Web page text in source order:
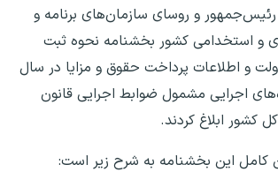
رئیس‌جمهور و روسای سازمان‌های برنامه و
و استخدامی کشور بخشنامه نحوه ثبت
و اطلاعات پرداخت حقوق و مزایا در سال
اجرایی مشمول ضوابط اجرایی قانون
کامل این بخشنامه به شرح زیر است: